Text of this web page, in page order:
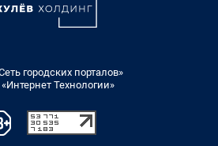
городских порталов»
Технологии»